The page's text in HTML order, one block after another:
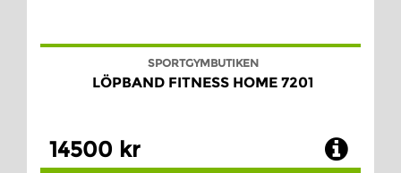
SPORTGYMBUTIKEN
LÖPBAND FITNESS HOME 7201
14500 kr